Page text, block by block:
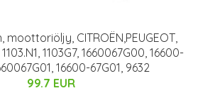
CITROËN,PEUGEOT,
1103.N1, 1103G7, 1660067G00, 16600-
16600-67G01, 9632
99.7 EUR